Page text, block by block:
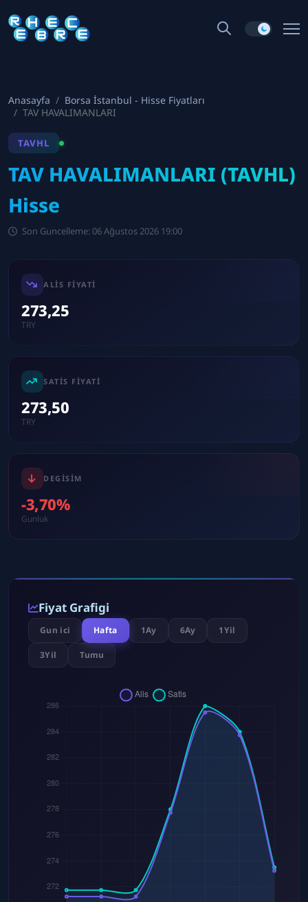
Anasayfa
Borsa İstanbul - Hisse Fiyatları
TAV HAVALIMANLARI
TAVHL
TAV HAVALIMANLARI (TAVHL)
Hisse
Son Guncelleme: 06 Ağustos 2026 19:00
ALIS FIYATI
273,25
TRY
SATIS FIYATI
273,50
TRY
DEGISIM
-3,70%
Gunluk
Fiyat Grafigi
Gun ici Hafta 1Ay 6Ay 1Yil
3Yil Tumu